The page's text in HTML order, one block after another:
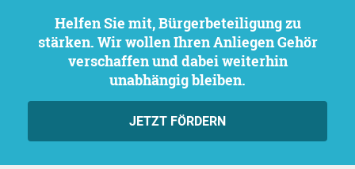
Helfen Sie mit, Bürgerbeteiligung zu
stärken. Wir wollen Ihren Anliegen Gehör
verschaffen und dabei weiterhin
unabhängig bleiben.
JETZT FÖRDERN